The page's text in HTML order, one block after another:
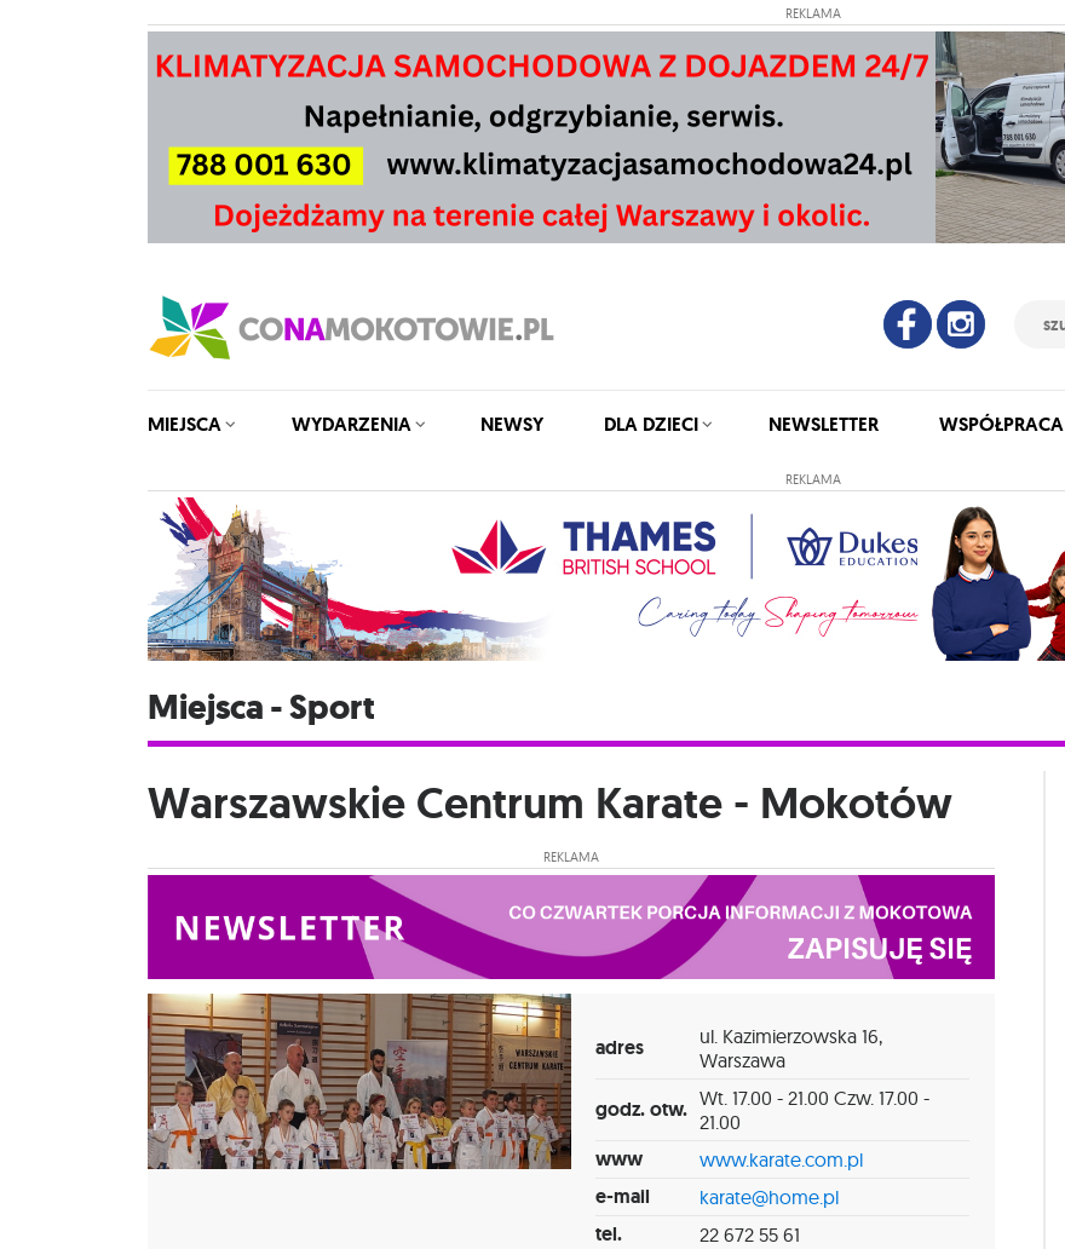
REKLAMA
MIEJSCA WYDARZENIA NEWSY DLA DZIECI NEWSLETTER WSPÓŁPRACA
REKLAMA
Miejsca - Sport
Warszawskie Centrum Karate - Mokotów
REKLAMA
adres
ul. Kazimierzowska 16,
Warszawa
godz. otw. Wt. 17.00 - 21.00 Czw. 17.00 -
21.00
www www.karate.com.pl
e-mail karate@home.pl
tel. 22 672 55 61